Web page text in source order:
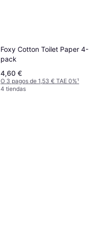
Foxy Cotton Toilet Paper 4-
pack
4,60 €
O 3 pagos de 1,53 € TAE 0%¹
4 tiendas